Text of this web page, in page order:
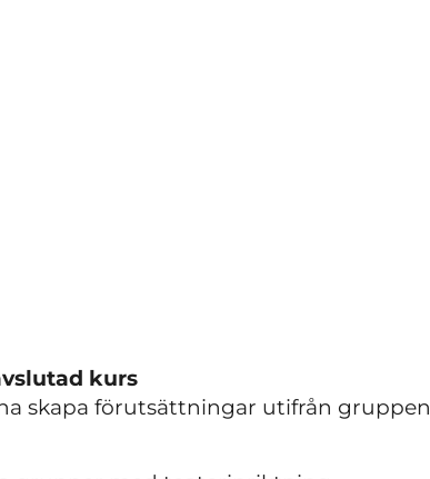
kurs
skapa förutsättningar utifrån